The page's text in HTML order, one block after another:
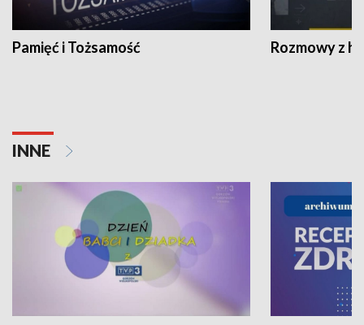
Pamięć i Tożsamość Rozmowy z
INNE